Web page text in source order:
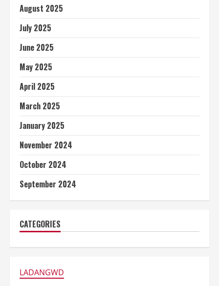
August 2025
July 2025
June 2025
May 2025
April 2025
March 2025
January 2025
November 2024
October 2024
September 2024
CATEGORIES
LADANGWD